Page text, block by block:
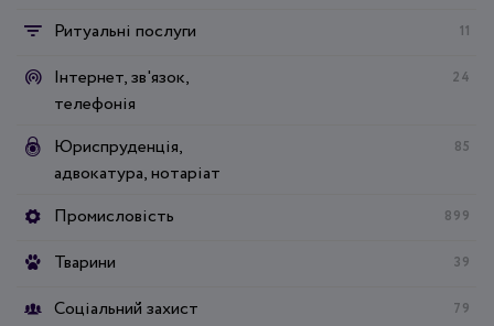
Ритуальні послуги 11
Інтернет, зв'язок,
телефонія
24
Юриспруденція,
адвокатура, нотаріат
85
Промисловість 899
Тварини 39
Соціальний захист 79